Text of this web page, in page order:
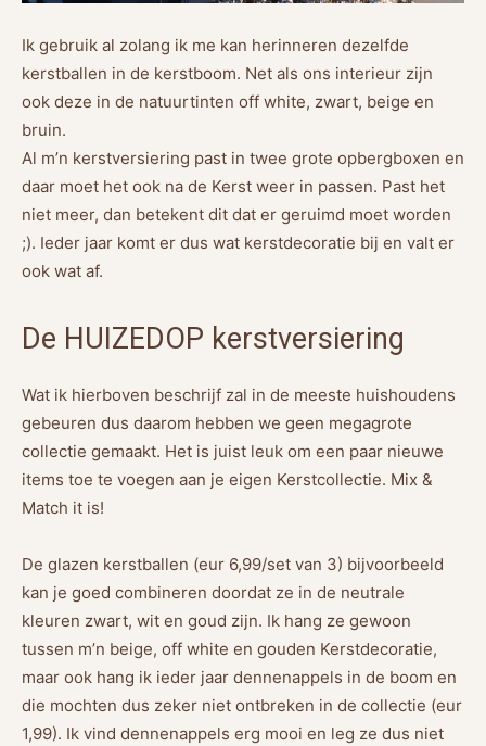
Ik gebruik al zolang ik me kan herinneren dezelfde
kerstballen in de kerstboom. Net als ons interieur zijn
ook deze in de natuurtinten off white, zwart, beige en
bruin.
Al m’n kerstversiering past in twee grote opbergboxen en
daar moet het ook na de Kerst weer in passen. Past het
niet meer, dan betekent dit dat er geruimd moet worden
;). Ieder jaar komt er dus wat kerstdecoratie bij en valt er
ook wat af.
De HUIZEDOP kerstversiering
Wat ik hierboven beschrijf zal in de meeste huishoudens
gebeuren dus daarom hebben we geen megagrote
collectie gemaakt. Het is juist leuk om een paar nieuwe
items toe te voegen aan je eigen Kerstcollectie. Mix &
Match it is!
De glazen kerstballen (eur 6,99/set van 3) bijvoorbeeld
kan je goed combineren doordat ze in de neutrale
kleuren zwart, wit en goud zijn. Ik hang ze gewoon
tussen m’n beige, off white en gouden Kerstdecoratie,
maar ook hang ik ieder jaar dennenappels in de boom en
die mochten dus zeker niet ontbreken in de collectie (eur
1,99). Ik vind dennenappels erg mooi en leg ze dus niet